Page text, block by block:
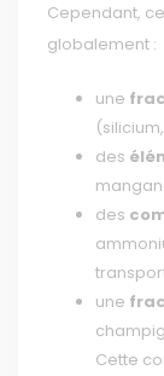
Cependant,
globalement :
une
des
des
une
Cette